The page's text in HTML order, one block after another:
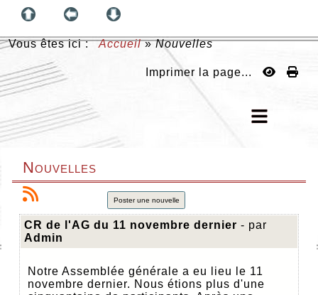
Vous êtes ici :Accueil»Nouvelles
Imprimer la page...
Nouvelles
Poster une nouvelle
CR de l'AG du 11 novembre dernier - par
Admin
Notre Assemblée générale a eu lieu le 11
novembre dernier. Nous étions plus d'une